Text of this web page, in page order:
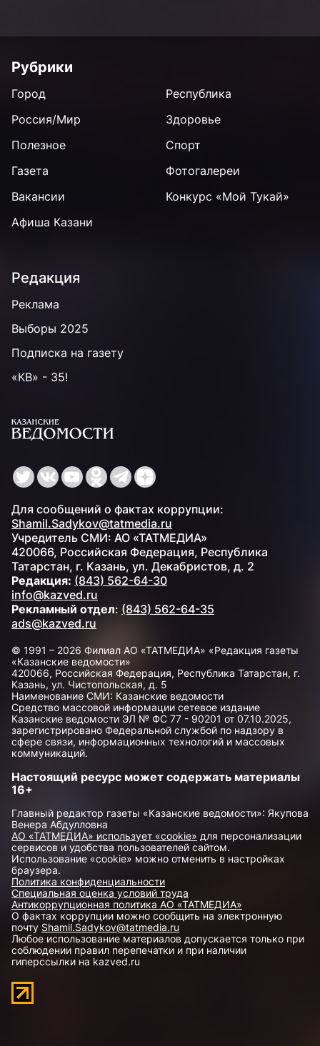
Рубрики
Город
Республика
Россия/Мир
Здоровье
Полезное
Спорт
Газета
Фотогалереи
Вакансии
Конкурс «Мой Тукай»
Афиша Казани
Редакция
Реклама
Выборы 2025
Подписка на газету
«КВ» - 35!
Для сообщений о фактах коррупции:
Shamil.Sadykov@tatmedia.ru
Учредитель СМИ: АО «ТАТМЕДИА»
420066, Российская Федерация, Республика
Татарстан, г. Казань, ул. Декабристов, д. 2
Редакция: (843) 562-64-30
info@kazved.ru
Рекламный отдел: (843) 562-64-35
ads@kazved.ru
© 1991 – 2026 Филиал АО «ТАТМЕДИА» «Редакция газеты
«Казанские ведомости»
420066, Российская Федерация, Республика Татарстан, г.
Казань, ул. Чистопольская, д. 5
Наименование СМИ: Казанские ведомости
Средство массовой информации сетевое издание
Казанские ведомости ЭЛ № ФС 77 - 90201 от 07.10.2025,
зарегистрировано Федеральной службой по надзору в
сфере связи, информационных технологий и массовых
коммуникаций.
Настоящий ресурс может содержать материалы
16+
Главный редактор газеты «Казанские ведомости»: Якупова
Венера Абдулловна
АО «ТАТМЕДИА» использует «cookie» для персонализации
сервисов и удобства пользователей сайтом.
Использование «cookie» можно отменить в настройках
браузера.
Политика конфиденциальности
Специальная оценка условий труда
Антикоррупционная политика АО «ТАТМЕДИА»
О фактах коррупции можно сообщить на электронную
почту Shamil.Sadykov@tatmedia.ru
Любое использование материалов допускается только при
соблюдении правил перепечатки и при наличии
гиперссылки на kazved.ru